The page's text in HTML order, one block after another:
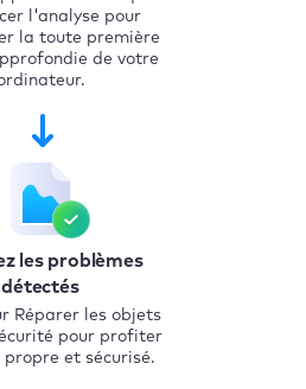
l'analyse pour
la toute première
de votre
les problèmes
détectés
Réparer les objets
pour profiter
et sécurisé.